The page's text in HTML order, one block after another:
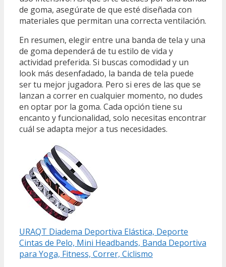
de goma, asegúrate de que esté diseñada con
materiales que permitan una correcta ventilación.
En resumen, elegir entre una banda de tela y una
de goma dependerá de tu estilo de vida y
actividad preferida. Si buscas comodidad y un
look más desenfadado, la banda de tela puede
ser tu mejor jugadora. Pero si eres de las que se
lanzan a correr en cualquier momento, no dudes
en optar por la goma. Cada opción tiene su
encanto y funcionalidad, solo necesitas encontrar
cuál se adapta mejor a tus necesidades.
URAQT Diadema Deportiva Elástica, Deporte
Cintas de Pelo, Mini Headbands, Banda Deportiva
para Yoga, Fitness, Correr, Ciclismo